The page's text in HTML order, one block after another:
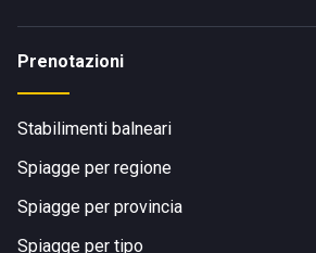
Prenotazioni
Stabilimenti balneari
Spiagge per regione
Spiagge per provincia
Spiagge per tipo